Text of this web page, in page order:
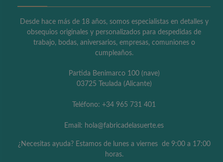
Desde hace más de 18 años, somos especialistas en detalles y
obsequios originales y personalizados para despedidas de
trabajo, bodas, aniversarios, empresas, comuniones o
cumpleaños.
Partida Benimarco 100 (nave)
03725 Teulada (Alicante)
Teléfono: +34 965 731 401
Email: hola@fabricadelasuerte.es
¿Necesitas ayuda? Estamos de lunes a viernes de 9:00 a 17:00
horas.